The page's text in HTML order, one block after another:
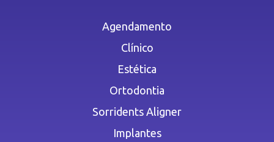
Agendamento
Clínico
Estética
Ortodontia
Sorridents Aligner
Implantes